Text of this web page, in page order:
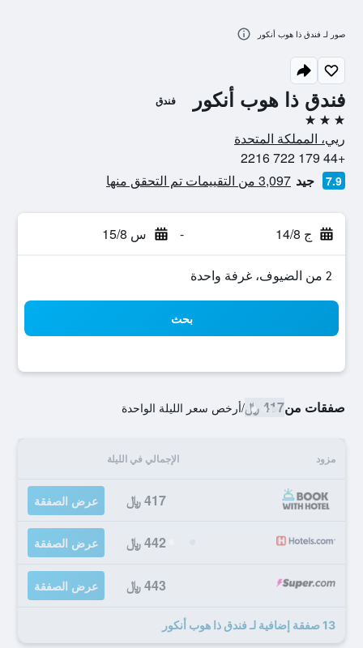
فندق ذا هوب أنكور فندق
3 نجوم
ريي، المملكة المتحدة
+44 179 722 2216
7.9 جيد 3,097 من التقييمات تم التحقق منها
ج 14/8 - س 15/8
2 من الضيوف، غرفة واحدة
بحث
صفقات من417 ﷼ /أرخص سعر الليلة الواحدة
مزود الإجمالي في الليلة
417 ﷼ عرض الصفقة
442 ﷼ عرض الصفقة
443 ﷼ عرض الصفقة
13 صفقة إضافية لـ فندق ذا هوب أنكور
صور لـ فندق ذا هوب أنكور